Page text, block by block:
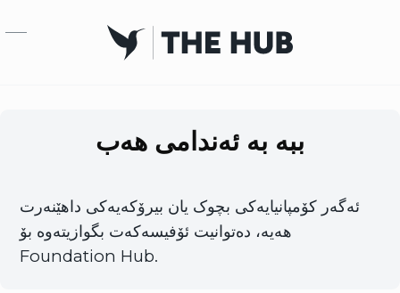
ببە بە ئەندامی هەب
ئەگەر کۆمپانیایەکی بچوک یان بیرۆکەیەکی داهێنەرت
هەیە، دەتوانیت ئۆفیسەکەت بگوازیتەوە بۆ
Foundation Hub.